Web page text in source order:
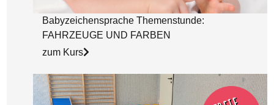
Babyzeichensprache Themenstunde:
FAHRZEUGE UND FARBEN
zum Kurs